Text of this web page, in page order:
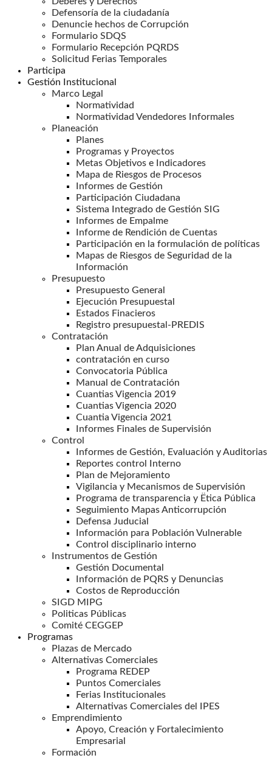
Defensoría de la ciudadanía
Denuncie hechos de Corrupción
Formulario SDQS
Formulario Recepción PQRDS
Solicitud Ferias Temporales
Participa
Gestión Institucional
Marco Legal
Normatividad
Normatividad Vendedores Informales
Planeación
Planes
Programas y Proyectos
Metas Objetivos e Indicadores
Mapa de Riesgos de Procesos
Informes de Gestión
Participación Ciudadana
Sistema Integrado de Gestión SIG
Informes de Empalme
Informe de Rendición de Cuentas
Participación en la formulación de políticas
Mapas de Riesgos de Seguridad de la
Información
Presupuesto
Presupuesto General
Ejecución Presupuestal
Estados Finacieros
Registro presupuestal-PREDIS
Contratación
Plan Anual de Adquisiciones
contratación en curso
Convocatoria Pública
Manual de Contratación
Cuantias Vigencia 2019
Cuantias Vigencia 2020
Cuantia Vigencia 2021
Informes Finales de Supervisión
Control
Informes de Gestión, Evaluación y Auditorias
Reportes control Interno
Plan de Mejoramiento
Vigilancia y Mecanismos de Supervisión
Programa de transparencia y Ëtica Pública
Seguimiento Mapas Anticorrupción
Defensa Juducial
Información para Población Vulnerable
Control disciplinario interno
Instrumentos de Gestión
Gestión Documental
Información de PQRS y Denuncias
Costos de Reproducción
SIGD MIPG
Politicas Públicas
Comité CEGGEP
Programas
Plazas de Mercado
Alternativas Comerciales
Programa REDEP
Puntos Comerciales
Ferias Institucionales
Alternativas Comerciales del IPES
Emprendimiento
Apoyo, Creación y Fortalecimiento
Empresarial
Formación